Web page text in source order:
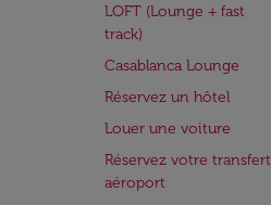
LOFT (Lounge + fast
track)
Casablanca Lounge
Réservez un hôtel
Louer une voiture
Réservez votre transfert
aéroport